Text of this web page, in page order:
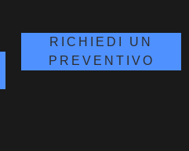
RICHIEDI UN
PREVENTIVO